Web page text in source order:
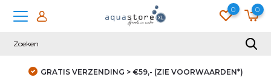
0 0
GRATIS VERZENDING > €59,- (ZIE VOORWAARDEN*)